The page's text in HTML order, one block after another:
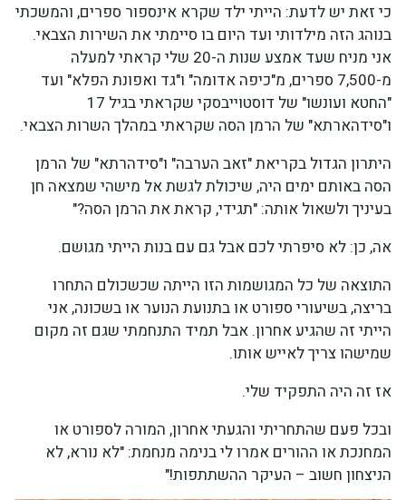
כי זאת יש לדעת: הייתי ילד שקרא אינספור ספרים, והמשכתי
בנוהג הזה מילדותי ועד היום בו סיימתי את השירות הצבאי.
אני מניח שעד אמצע שנות ה-20 שלי קראתי למעלה
מ-7,500 ספרים, מ"כיפה אדומה" ו"גד ואפונת הפלא" ועד
"החטא ועונשו" של דוסטוייבסקי שקראתי בגיל 17
ו"סידהארתא" של הרמן הסה שקראתי במהלך השרות הצבאי.
היתרון הגדול בקריאת "זאב הערבה" ו"סידהרתא" של הרמן
הסה באותם ימים היה, שיכולת לגשת אל מישהי שמצאה חן
בעיניך ולשאול אותה: "תגידי, קראת את הרמן הסה?"
אה, כן: לא סיפרתי לכם אבל גם עם בנות הייתי מגושם.
התוצאה של כל המגושמות הזו הייתה שכשכולם התחרו
בריצה, בשיעורי ספורט או בתנועת הנוער או בשכונה, אני
הייתי זה שהגיע אחרון. אבל תמיד התנחמתי שגם זה מקום
שמישהו צריך לאייש אותו.
אז זה היה התפקיד שלי.
ובכל פעם שהתחריתי והגעתי אחרון, המורה לספורט או
המחנכת או ההורים אמרו לי בנימה מנחמת: "לא נורא, לא
הניצחון חשוב – העיקר ההשתתפות!"